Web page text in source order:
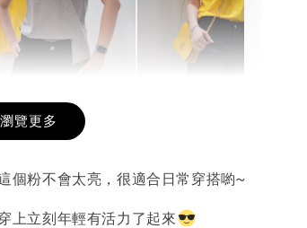
希望相隨雙面T
190
450
- +NT$ 190
NT$ 450
-
瀏覽更多
粉不會太亮，很適合日常穿搭喲~
立刻年輕有活力了起來